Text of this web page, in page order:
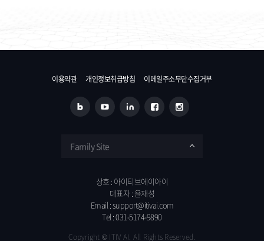
이용약관 개인정보취급방침 이메일주소무단수집거부
Family Site
상호 : 아이티브에이아이
대표자 : 윤재성
Email :support@itivai.com
Tel :031-5174-9890
Copyright © ITIV AI . All Rights Reserved.